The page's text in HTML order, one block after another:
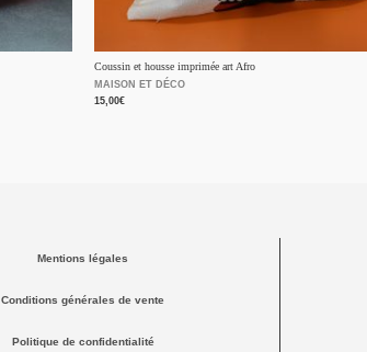
Coussin et housse imprimée art Afro
MAISON ET DÉCO
15,00€
Mentions légales
Conditions générales de vente
Politique de confidentialité